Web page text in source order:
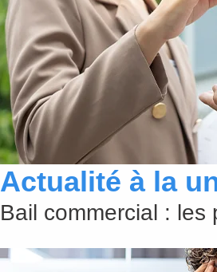
Actualité à la
Bail commercial :